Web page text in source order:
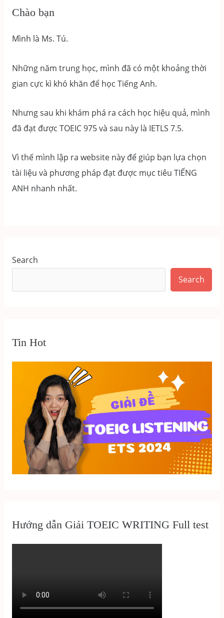
Chào bạn
Mình là Ms. Tú.
Những năm trung học, mình đã có một khoảng thời
gian cực kì khó khăn để học Tiếng Anh.
Nhưng sau khi khám phá ra cách học hiệu quả, mình
đã đạt được TOEIC 975 và sau này là IETLS 7.5.
Vì thế mình lập ra website này để giúp bạn lựa chọn
tài liệu và phương pháp đạt được mục tiêu TIẾNG
ANH nhanh nhất.
Search
Search
Tin Hot
Hướng dẫn Giải TOEIC WRITING Full test